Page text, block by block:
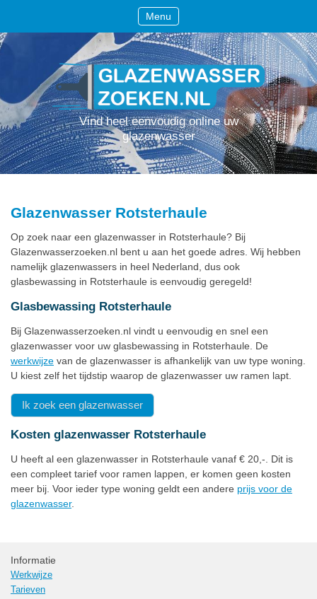
Menu
Vind heel eenvoudig online uw
glazenwasser
Glazenwasser Rotsterhaule
Op zoek naar een glazenwasser in Rotsterhaule? Bij
Glazenwasserzoeken.nl bent u aan het goede adres. Wij hebben
namelijk glazenwassers in heel Nederland, dus ook
glasbewassing in Rotsterhaule is eenvoudig geregeld!
Glasbewassing Rotsterhaule
Bij Glazenwasserzoeken.nl vindt u eenvoudig en snel een
glazenwasser voor uw glasbewassing in Rotsterhaule. De
werkwijze van de glazenwasser is afhankelijk van uw type woning.
U kiest zelf het tijdstip waarop de glazenwasser uw ramen lapt.
Ik zoek een glazenwasser
Kosten glazenwasser Rotsterhaule
U heeft al een glazenwasser in Rotsterhaule vanaf € 20,-. Dit is
een compleet tarief voor ramen lappen, er komen geen kosten
meer bij. Voor ieder type woning geldt een andere prijs voor de
glazenwasser.
Informatie
Werkwijze
Tarieven